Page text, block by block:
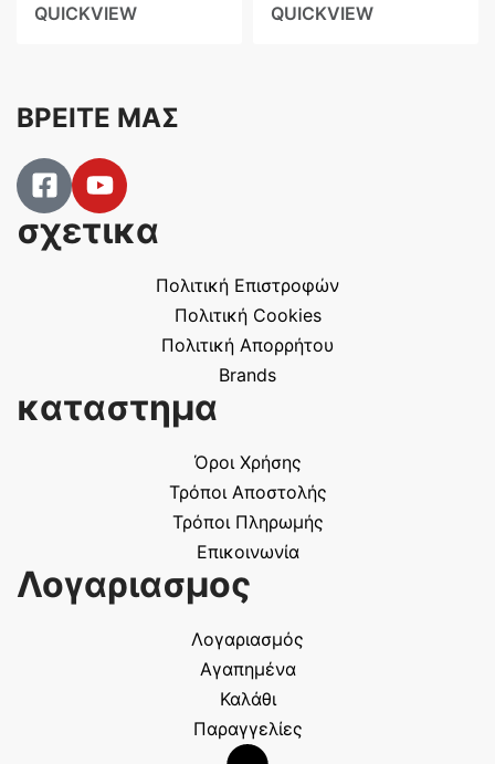
QUICKVIEW
QUICKVIEW
Λογαριασμος
Λογαριασμός
Αγαπημένα
Καλάθι
Παραγγελίες
καταστημα
Όροι Χρήσης
Τρόποι Αποστολής
Τρόποι Πληρωμής
Επικοινωνία
σχετικα
Πολιτική Επιστροφών
Πολιτική Cookies
Πολιτική Απορρήτου
Brands
ΒΡΕΙΤΕ ΜΑΣ